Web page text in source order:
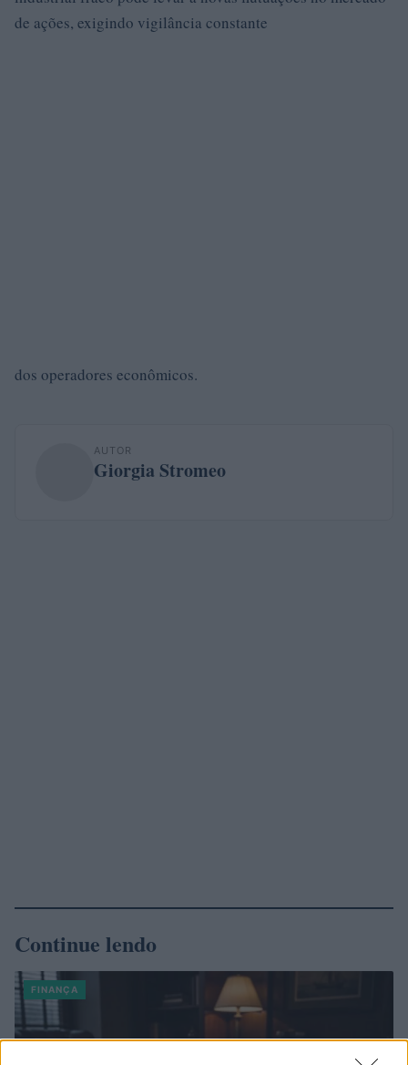
de ações, exigindo vigilância constante
dos operadores econômicos.
AUTOR
Giorgia Stromeo
Continue lendo
FINANÇA